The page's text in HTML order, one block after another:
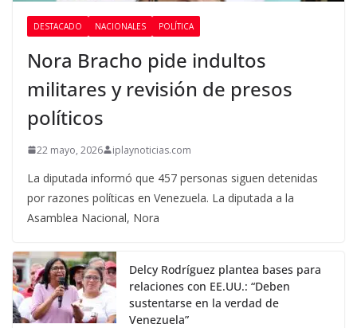
DESTACADO NACIONALES POLÍTICA
Nora Bracho pide indultos
militares y revisión de presos
políticos
22 mayo, 2026 iplaynoticias.com
La diputada informó que 457 personas siguen detenidas
por razones políticas en Venezuela. La diputada a la
Asamblea Nacional, Nora
Delcy Rodríguez plantea bases para
relaciones con EE.UU.: “Deben
sustentarse en la verdad de
Venezuela”